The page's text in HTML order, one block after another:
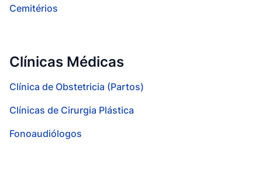
Cemitérios
Clínicas Médicas
Clínica de Obstetricia (Partos)
Clínicas de Cirurgia Plástica
Fonoaudiólogos